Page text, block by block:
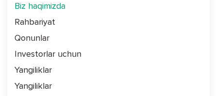
Biz haqimizda
Rahbariyat
Qonunlar
Investorlar uchun
Yangiliklar
Yangiliklar